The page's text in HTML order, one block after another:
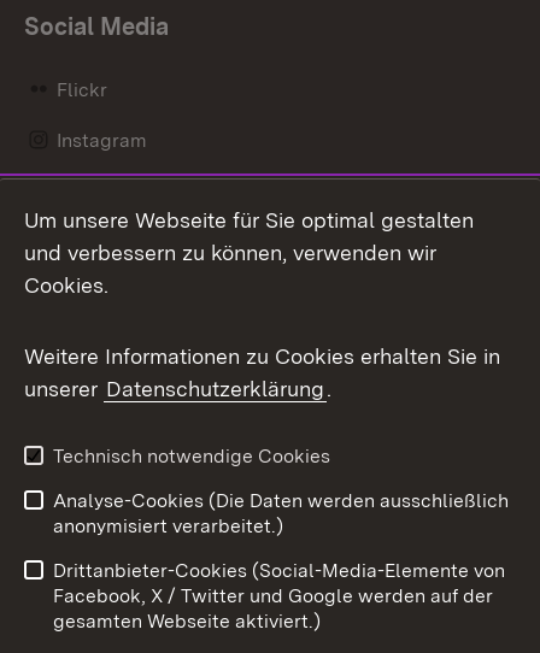
Social Media
Flickr
Instagram
Mastodon
Messenger
Social Wall
X / Twitter
Youtube
Benutzungshinweise
Barrierefreiheit
Datenschutz
Cookies
Um unsere Webseite für Sie optimal gestalten
und verbessern zu können, verwenden wir
Cookies.
Weitere Informationen zu Cookies erhalten Sie in
unserer Datenschutzerklärung.
Technisch notwendige Cookies
Analyse-Cookies (Die Daten werden ausschließlich
anonymisiert verarbeitet.)
Drittanbieter-Cookies (Social-Media-Elemente von
Facebook, X / Twitter und Google werden auf der
gesamten Webseite aktiviert.)